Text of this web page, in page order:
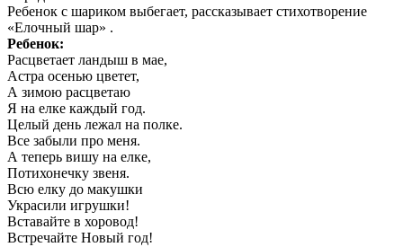
Ребенок с шариком выбегает, рассказывает стихотворение
«Елочный шар» .
Ребенок:
Расцветает ландыш в мае,
Астра осенью цветет,
А зимою расцветаю
Я на елке каждый год.
Целый день лежал на полке.
Все забыли про меня.
А теперь вишу на елке,
Потихонечку звеня.
Всю елку до макушки
Украсили игрушки!
Вставайте в хоровод!
Встречайте Новый год!